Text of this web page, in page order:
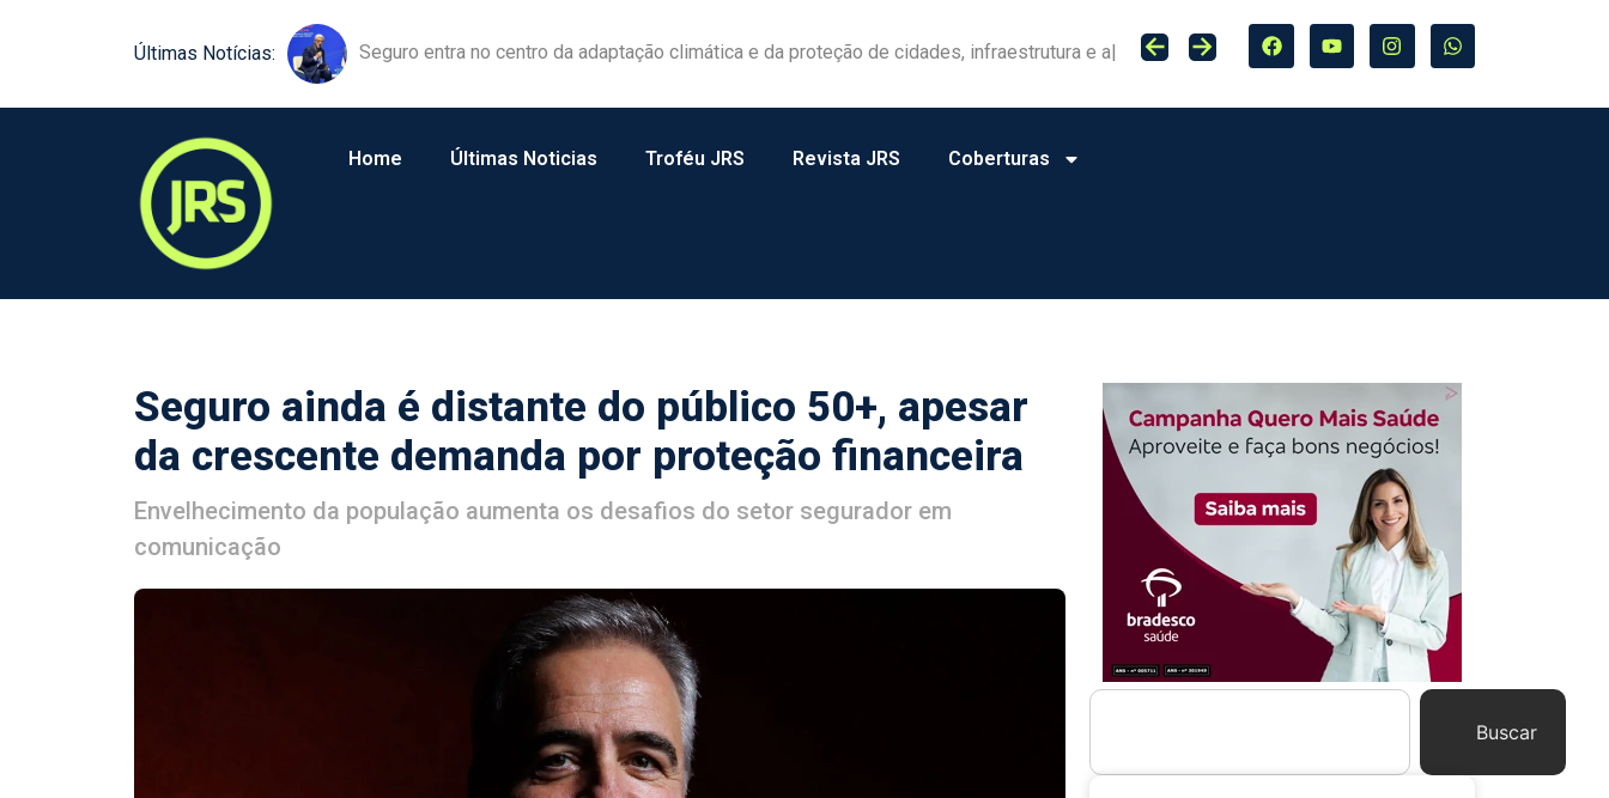
Últimas Notícias: Seguro entra no centro da adaptação climática e da proteção de cidades, infraestrutura e agro
Equipamentos agrícolas ganham protagonismo na gestão de riscos no campo
Home Últimas Noticias Troféu JRS Revista JRS Coberturas
Seguro ainda é distante do público 50+, apesar
da crescente demanda por proteção financeira
Envelhecimento da população aumenta os desafios do setor segurador em
comunicação
Buscar